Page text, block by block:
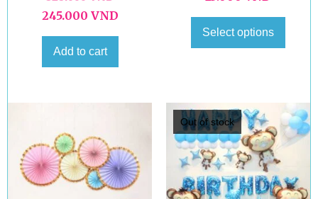
245.000 VND
Add to cart
Select options
Out of stock